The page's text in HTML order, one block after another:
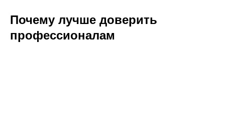
Почему лучше доверить
профессионалам